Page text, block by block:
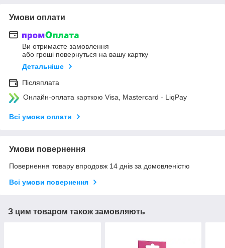
Умови оплати
Ви отримаєте замовлення
або гроші повернуться на вашу картку
Детальніше
Післяплата
Онлайн-оплата карткою Visa, Mastercard - LiqPay
Всі умови оплати
Умови повернення
Повернення товару впродовж 14 днів за домовленістю
Всі умови повернення
З цим товаром також замовляють